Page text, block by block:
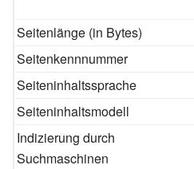
Seitenlänge (in Bytes)
Seitenkennnummer
Seiteninhaltssprache
Seiteninhaltsmodell
Indizierung durch
Suchmaschinen